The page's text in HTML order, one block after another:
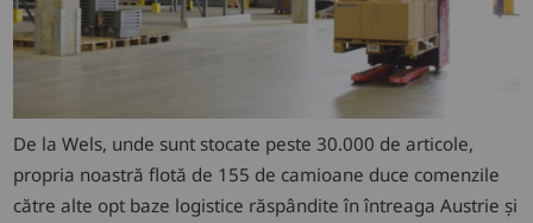
De la Wels, unde sunt stocate peste 30.000 de articole,
propria noastră flotă de 155 de camioane duce comenzile
către alte opt baze logistice răspândite în întreaga Austrie și